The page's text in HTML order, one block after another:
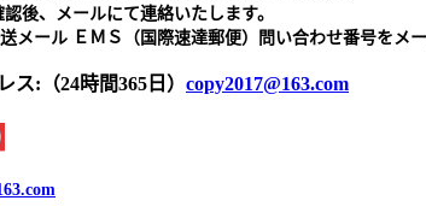
後、メールにて連絡いたします。
メール ＥＭＳ（国際速達郵便）問い合わせ番号をメ
ス:（24時間365日） copy2017@163.com